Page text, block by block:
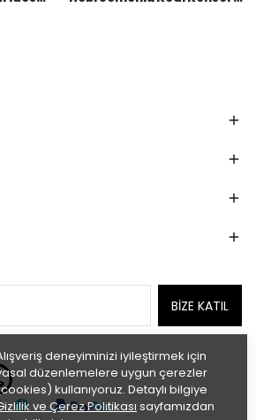
deneyiminizi iyileştirmek için
düzenlemelere uygun çerezler
kullanıyoruz. Detaylı bilgiye
ve Çerez Politikası sayfamızdan
BİZE KATIL